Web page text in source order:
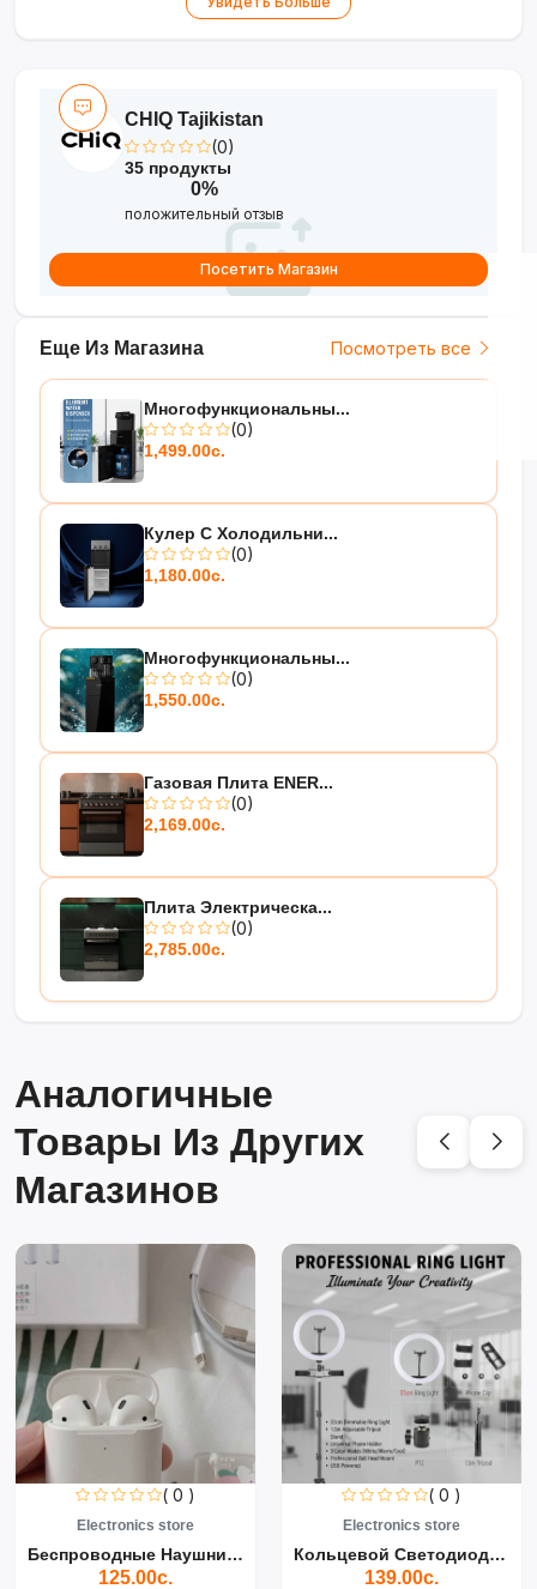
Эффективная стирка—
Надёжность и комфорт для вашего
дома!
Еще Из Магазина Посмотреть все
Многофункциональны...
(0)
1,499.00с.
Кулер С Холодильни...
(0)
1,180.00с.
Многофункциональны...
(0)
1,550.00с.
Газовая Плита ENER...
(0)
2,169.00с.
Плита Электрическа...
(0)
2,785.00с.
CHIQ Tajikistan
(0)
35 продукты
0%
положительный отзыв
Посетить Магазин
Аналогичные
Товары Из Других
Магазинов
( 0 )
Electronics store
Беспроводные Наушники Air...
125.00с.
( 0 )
Electronics store
Кольцевой Светодиодный Св...
139.00с.